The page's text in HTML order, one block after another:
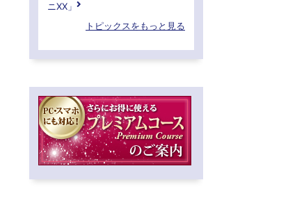
ニXX」
トピックスをもっと見る